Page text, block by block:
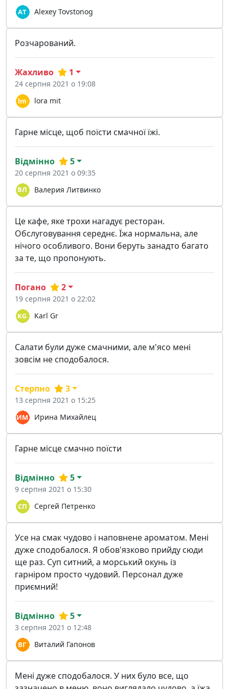
Alexey Tovstonog
Розчарований.
lora mit
Жахливо 1
24 серпня 2021 о 19:08
Гарне місце, щоб поїсти смачної їжі.
Валерия Литвинко
Відмінно 5
20 серпня 2021 о 09:35
Це кафе, яке трохи нагадує ресторан.
Обслуговування середнє. Їжа нормальна, але
нічого особливого. Вони беруть занадто багато
за те, що пропонують.
Karl Gr
Погано 2
19 серпня 2021 о 22:02
Салати були дуже смачними, але м'ясо мені
зовсім не сподобалося.
Ирина Михайлец
Стерпно 3
13 серпня 2021 о 15:25
Гарне місце смачно поїсти
Сергей Петренко
Відмінно 5
9 серпня 2021 о 15:30
Усе на смак чудово і наповнене ароматом. Мені
дуже сподобалося. Я обов'язково прийду сюди
ще раз. Суп ситний, а морський окунь із
гарніром просто чудовий. Персонал дуже
приємний!
Виталий Гапонов
Відмінно 5
3 серпня 2021 о 12:48
Мені дуже сподобалося. У них було все, що